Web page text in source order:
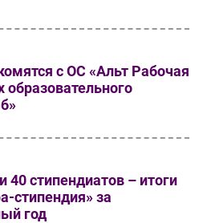
с ОС «Альт Рабочая
образовательного
40 стипендиатов – итоги
стипендия» за
год